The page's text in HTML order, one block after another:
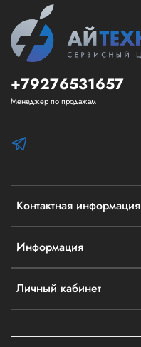
Контактная информация
Информация
Личный кабинет
+79276531657
Менеджер по продажам